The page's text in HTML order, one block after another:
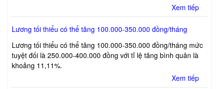
Xem tiếp
Lương tối thiểu có thể tăng 100.000-350.000 đồng/tháng
Lương tối thiểu có thể tăng 100.000-350.000 đồng/tháng mức
tuyệt đối là 250.000-400.000 đồng với tỉ lệ tăng bình quân là
khoảng 11,11%.
Xem tiếp